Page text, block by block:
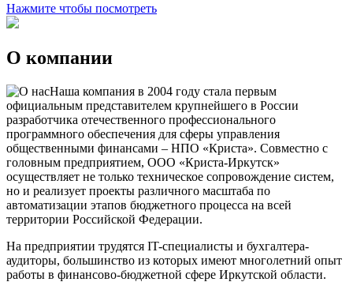
Нажмите чтобы посмотреть
О компании
Наша компания в 2004 году стала первым
официальным представителем крупнейшего в России
разработчика отечественного профессионального
программного обеспечения для сферы управления
общественными финансами – НПО «Криста». Совместно с
головным предприятием, ООО «Криста-Иркутск»
осуществляет не только техническое сопровождение систем,
но и реализует проекты различного масштаба по
автоматизации этапов бюджетного процесса на всей
территории Российской Федерации.
На предприятии трудятся IT-специалисты и бухгалтера-
аудиторы, большинство из которых имеют многолетний опыт
работы в финансово-бюджетной сфере Иркутской области.